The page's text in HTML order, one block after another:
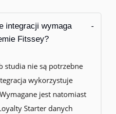
integracji wymaga
Fitssey?
studia nie są potrzebne
wykorzystuje
jest natomiast
Starter danych